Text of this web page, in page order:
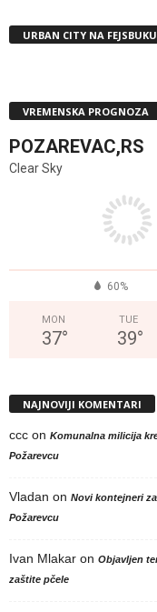
URBAN CITY NA FEJSBUKU
VREMENSKA PROGNOZA
POZAREVAC,RS
Clear Sky
60%
MON
37°
TUE
39°
NAJNOVIJI KOMENTARI
ccc on Komunalna milicija
Požarevcu
Vladan on Novi kontejneri
Požarevcu
Ivan Mlakar on Objavljen
zaštite pčele